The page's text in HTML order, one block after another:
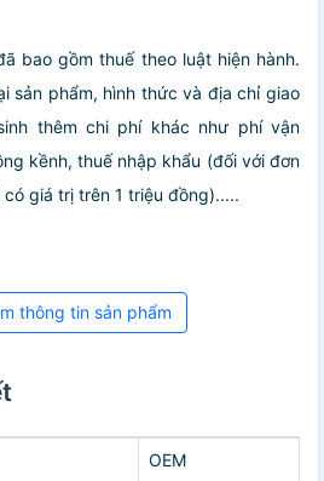
bao gồm thuế theo luật hiện hành.
sản phẩm, hình thức và địa chỉ giao
thêm chi phí khác như phí vận
kềnh, thuế nhập khẩu (đối với đơn
giá trị trên 1 triệu đồng).....
thông tin sản phẩm
OEM